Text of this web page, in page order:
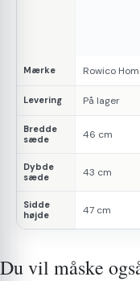
Mærke Rowico
Levering På lager
Bredde
sæde
46 cm
Dybde
sæde
43 cm
Sidde
højde
47 cm
Du vil måske